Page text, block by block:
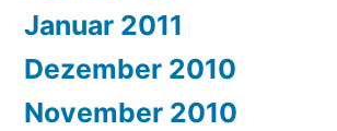
Januar 2011
Dezember 2010
November 2010